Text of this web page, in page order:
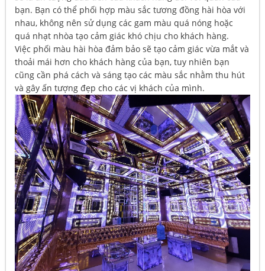
bạn. Bạn có thể phối hợp màu sắc tương đồng hài hòa với
nhau, không nên sử dụng các gam màu quá nóng hoặc
quá nhạt nhòa tạo cảm giác khó chịu cho khách hàng.
Việc phối màu hài hòa đảm bảo sẽ tạo cảm giác vừa mắt và
thoải mái hơn cho khách hàng của bạn, tuy nhiên bạn
cũng cần phá cách và sáng tạo các màu sắc nhằm thu hút
và gây ấn tượng đẹp cho các vị khách của mình.